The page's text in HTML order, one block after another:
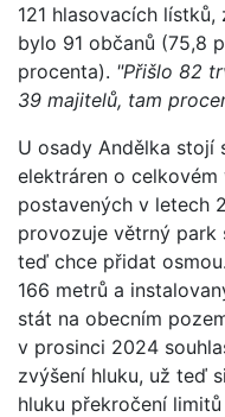
121 hlasovacích
bylo 91 občanů (75,8
procenta). "Přišlo 82
39 majitelů, tam
U osady Andělka stojí
elektráren o celkovém
postavených v letech
provozuje větrný park
teď chce přidat
166 metrů a
stát na obecním
v prosinci 2024
zvýšení hluku, už teď
hluku překročení